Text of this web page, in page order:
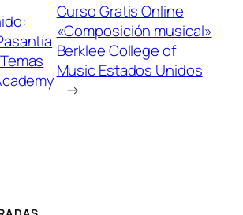
Curso Gratis Online
«Composición musical»
Berklee College of
Music Estados Unidos
→